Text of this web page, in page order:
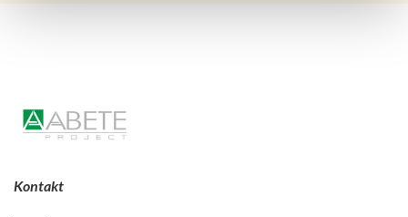
Kontakt